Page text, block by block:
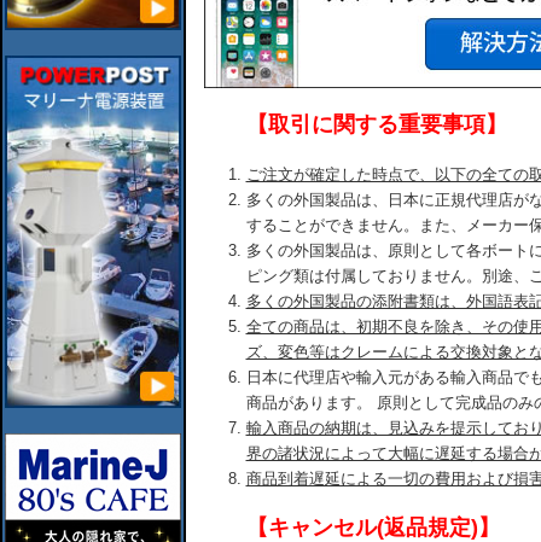
【取引に関する重要事項】
ご注文が確定した時点で、以下の全ての
多くの外国製品は、日本に正規代理店が
することができません。また、メーカー
多くの外国製品は、原則として各ボート
ピング類は付属しておりません。別途、
多くの外国製品の添附書類は、外国語表
全ての商品は、初期不良を除き、その使
ズ、変色等はクレームによる交換対象と
日本に代理店や輸入元がある輸入商品で
商品があります。 原則として完成品のみ
輸入商品の納期は、見込みを提示してお
界の諸状況によって大幅に遅延する場合
商品到着遅延による一切の費用および損
【キャンセル(返品規定)】